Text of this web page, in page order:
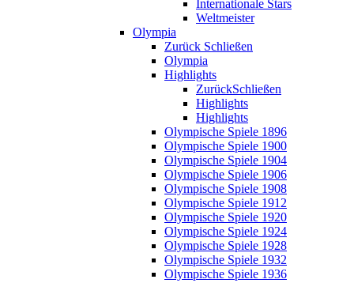
Internationale Stars
Weltmeister
Olympia
Zurück Schließen
Olympia
Highlights
ZurückSchließen
Highlights
Highlights
Olympische Spiele 1896
Olympische Spiele 1900
Olympische Spiele 1904
Olympische Spiele 1906
Olympische Spiele 1908
Olympische Spiele 1912
Olympische Spiele 1920
Olympische Spiele 1924
Olympische Spiele 1928
Olympische Spiele 1932
Olympische Spiele 1936